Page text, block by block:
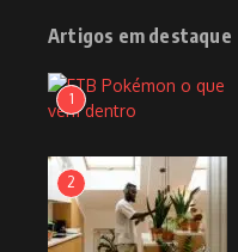
Artigos em destaque
1
2